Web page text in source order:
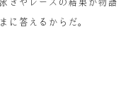
に答えるからだ。